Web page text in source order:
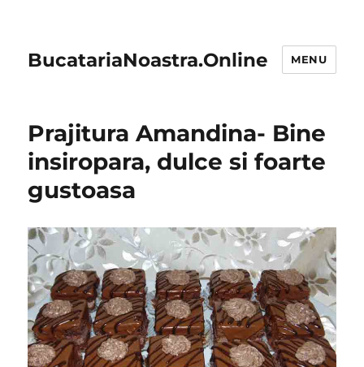
BucatariaNoastra.Online MENU
Prajitura Amandina- Bine
insiropara, dulce si foarte
gustoasa